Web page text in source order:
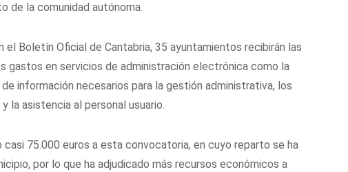
de la comunidad autónoma.
Boletín Oficial de Cantabria, 35 ayuntamientos recibirán las
gastos en servicios de administración electrónica como la
información necesarios para la gestión administrativa, los
la asistencia al personal usuario.
75.000 euros a esta convocatoria, en cuyo reparto se ha
por lo que ha adjudicado más recursos económicos a